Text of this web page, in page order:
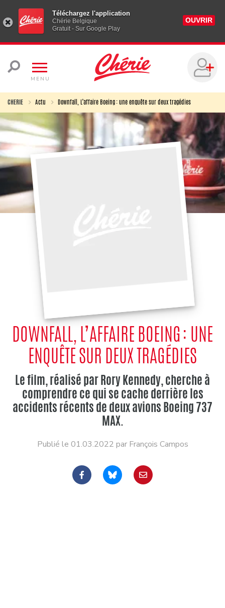
Téléchargez l'application
Chérie Belgique
Gratuit - Sur Google Play
OUVRIR
MENU
CHERIE Actu Downfall, L’affaire Boeing : une enquête sur deux tragédies
DOWNFALL, L’AFFAIRE BOEING : UNE
ENQUÊTE SUR DEUX TRAGÉDIES
Le film, réalisé par Rory Kennedy, cherche à
comprendre ce qui se cache derrière les
accidents récents de deux avions Boeing 737
MAX.
Publié le 01.03.2022 par François Campos